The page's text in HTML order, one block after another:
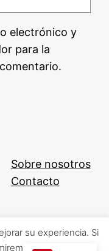
electrónico y
para la
Sobre nosotros
Contacto
su experiencia. Si
que está de